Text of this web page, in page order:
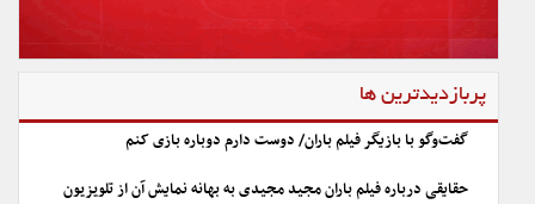
پربازدیدترین ها
گفت‌وگو با بازیگر فیلم باران/ دوست دارم دوباره بازی کنم
حقایقی درباره فیلم باران مجید مجیدی به بهانه نمایش آن از تلویزیون